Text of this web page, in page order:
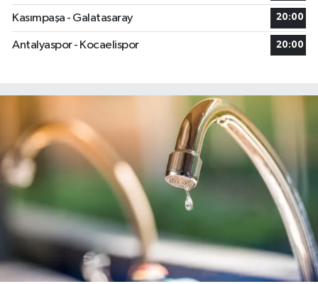
Kasımpaşa - Galatasaray 20:00
Antalyaspor - Kocaelispor 20:00